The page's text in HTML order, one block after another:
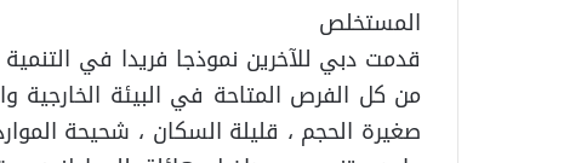
المستخلص
قدمت دبي للآخرين نموذجا فريدا في
من كل الفرص المتاحة في البيئة الخارجية
صغيرة الحجم ، قليلة السكان ، شحيحة